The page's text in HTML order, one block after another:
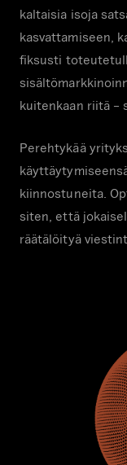
kaltaisia isoja
kasvattamiseen,
fiksusti
kuitenkaan riitä –
Perehtykää
kiinnostuneita.
siten, että
räätälöityä